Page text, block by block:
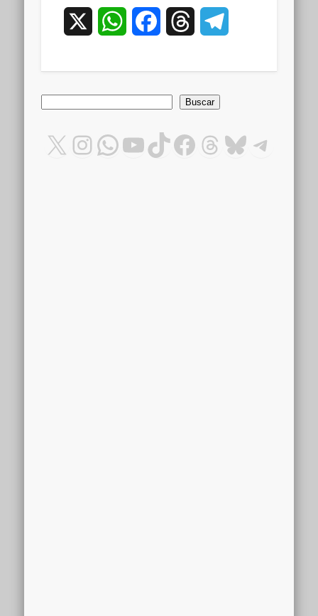
WhatsAppFacebookThreads
Buscar
X Instagram
WhatsApp
YouTube
TikTok
Facebook
Threads
Bluesky